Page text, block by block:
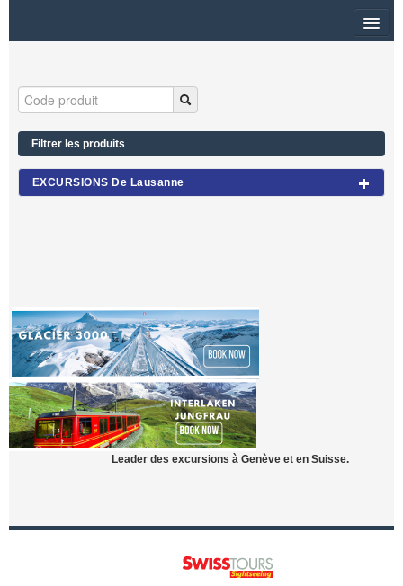
PLAN DU SITE
$
MON PANIER
Filtrer les produits
EXCURSIONS De Lausanne
Leader des excursions à Genève et en Suisse.